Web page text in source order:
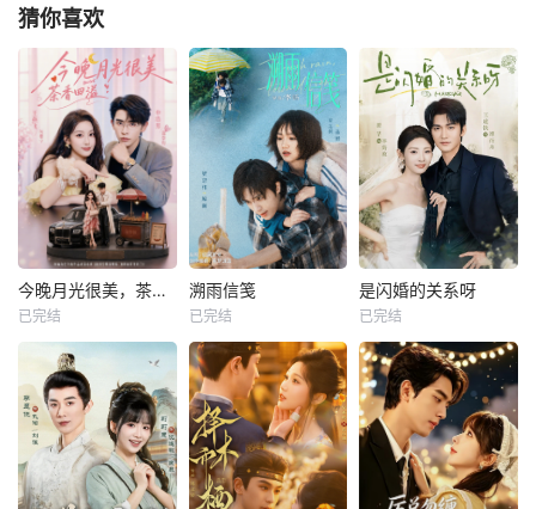
猜你喜欢
今晚月光很美，茶香四溢
已完结
溯雨信笺
已完结
是闪婚的关系呀
已完结